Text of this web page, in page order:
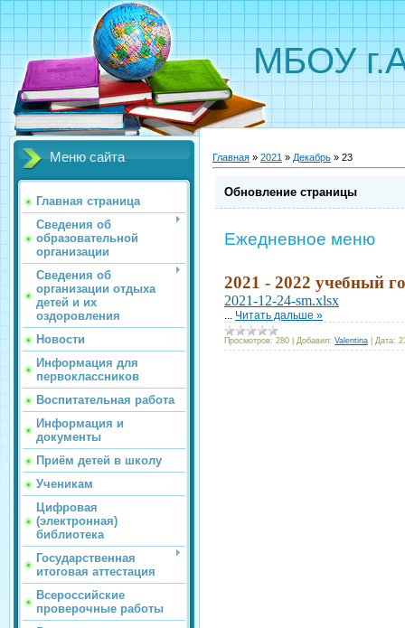
МБОУ
Меню сайта
Главная страница
Сведения об
образовательной
организации
Сведения об
организации отдыха
детей и их
оздоровления
Новости
Информация для
первоклассников
Воспитательная работа
Информация и
документы
Приём детей в школу
Ученикам
Цифровая
(электронная)
библиотека
Государственная
итоговая аттестация
Всероссийские
проверочные работы
Главная » 2021 » Декабрь » 23
Обновление страницы
Ежедневное меню
2021 - 2022 учебный
2021-12-24-sm.xlsx
... Читать дальше »
Просмотров: 280 Добавил: Valentina Дата: